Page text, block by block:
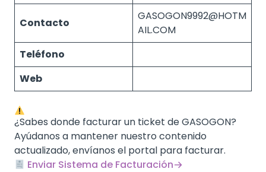
Contacto
GASOGON9992@HOTM
AIL.COM
Teléfono
Web
¿Sabes donde facturar un ticket de GASOGON?
Ayúdanos a mantener nuestro contenido
actualizado, envíanos el portal para facturar.
Enviar Sistema de Facturación